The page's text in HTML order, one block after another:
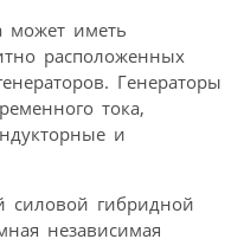
может иметь
расположенных
Генераторы
тока,
и
силовой гибридной
независимая